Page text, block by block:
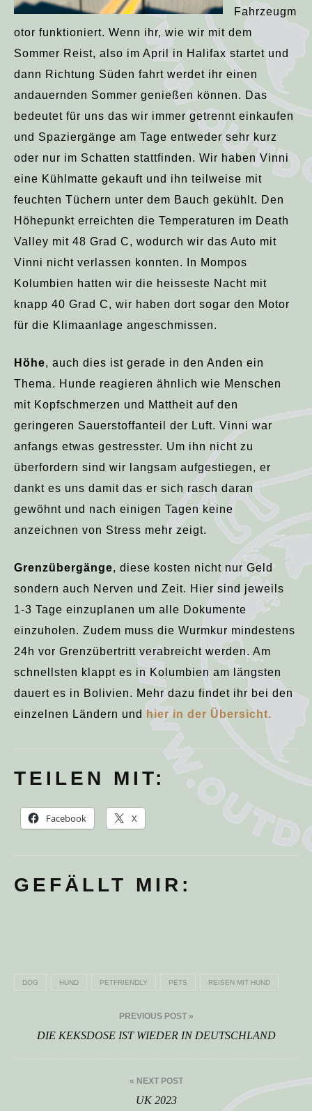
Fahrzeugm
otor funktioniert. Wenn ihr, wie wir mit dem
Sommer Reist, also im April in Halifax startet und
dann Richtung Süden fahrt werdet ihr einen
andauernden Sommer genießen können. Das
bedeutet für uns das wir immer getrennt einkaufen
und Spaziergänge am Tage entweder sehr kurz
oder nur im Schatten stattfinden. Wir haben Vinni
eine Kühlmatte gekauft und ihn teilweise mit
feuchten Tüchern unter dem Bauch gekühlt. Den
Höhepunkt erreichten die Temperaturen im Death
Valley mit 48 Grad C, wodurch wir das Auto mit
Vinni nicht verlassen konnten. In Mompos
Kolumbien hatten wir die heisseste Nacht mit
knapp 40 Grad C, wir haben dort sogar den Motor
für die Klimaanlage angeschmissen.
Höhe, auch dies ist gerade in den Anden ein
Thema. Hunde reagieren ähnlich wie Menschen
mit Kopfschmerzen und Mattheit auf den
geringeren Sauerstoffanteil der Luft. Vinni war
anfangs etwas gestresster. Um ihn nicht zu
überfordern sind wir langsam aufgestiegen, er
dankt es uns damit das er sich rasch daran
gewöhnt und nach einigen Tagen keine
anzeichnen von Stress mehr zeigt.
Grenzübergänge, diese kosten nicht nur Geld
sondern auch Nerven und Zeit. Hier sind jeweils
1-3 Tage einzuplanen um alle Dokumente
einzuholen. Zudem muss die Wurmkur mindestens
24h vor Grenzübertritt verabreicht werden. Am
schnellsten klappt es in Kolumbien am längsten
dauert es in Bolivien. Mehr dazu findet ihr bei den
einzelnen Ländern und
hier in der Übersicht.
TEILEN MIT:
Facebook X
GEFÄLLT MIR:
DOG HUND PETFRIENDLY PETS REISEN MIT HUND
Beitragsnavigation
PREVIOUS POST »
DIE KEKSDOSE IST WIEDER IN DEUTSCHLAND
« NEXT POST
UK 2023